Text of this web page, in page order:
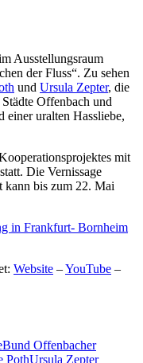
Ausstellungsraum
der Fluss“. Zu sehen
und Ursula Zepter, die
Offenbach und
einer uralten Hassliebe,
mit
Die Vernissage
kann bis zum 22. Mai
Website –YouTube –
Bund Offenbacher
PothUrsula Zepter